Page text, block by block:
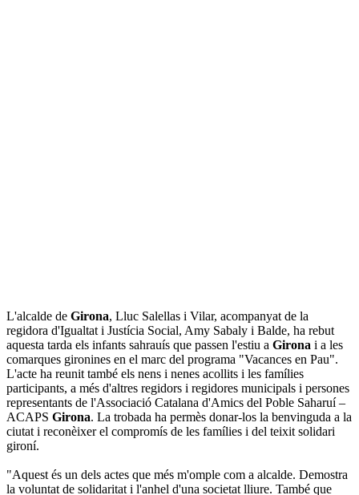
L'alcalde de Girona, Lluc Salellas i Vilar, acompanyat de la
regidora d'Igualtat i Justícia Social, Amy Sabaly i Balde, ha rebut
aquesta tarda els infants sahrauís que passen l'estiu a Girona i a les
comarques gironines en el marc del programa "Vacances en Pau".
L'acte ha reunit també els nens i nenes acollits i les famílies
participants, a més d'altres regidors i regidores municipals i persones
representants de l'Associació Catalana d'Amics del Poble Saharuí –
ACAPS Girona. La trobada ha permès donar-los la benvinguda a la
ciutat i reconèixer el compromís de les famílies i del teixit solidari
gironí.
"Aquest és un dels actes que més m'omple com a alcalde. Demostra
la voluntat de solidaritat i l'anhel d'una societat lliure. També que